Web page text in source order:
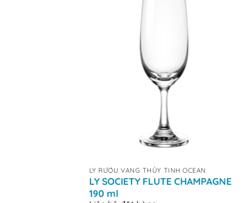
LY RƯỢU VANG THỦY TINH OCEAN
LY SOCIETY FLUTE CHAMPAGNE
190 ml